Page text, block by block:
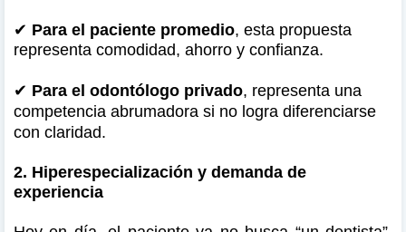
✔ Para el paciente promedio, esta propuesta
representa comodidad, ahorro y confianza.
✔ Para el odontólogo privado, representa una
competencia abrumadora si no logra diferenciarse
con claridad.
2. Hiperespecialización y demanda de
experiencia